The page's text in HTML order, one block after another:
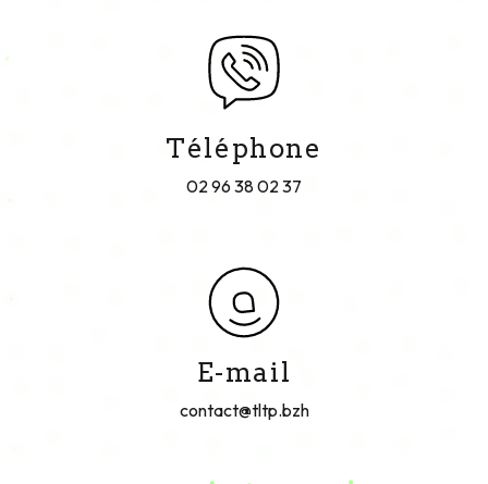
question : combien font trois plus cinq ?